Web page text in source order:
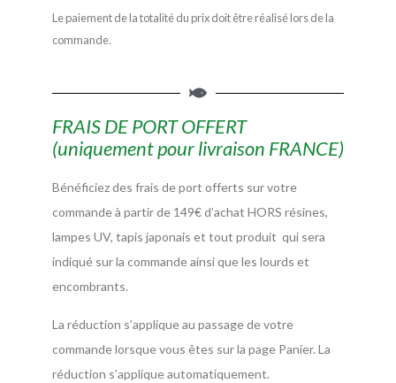
Le paiement de la totalité du prix doit être réalisé lors de la
commande.
FRAIS DE PORT OFFERT
(uniquement pour livraison FRANCE)
Bénéficiez des frais de port offerts sur votre
commande à partir de 149€ d’achat HORS résines,
lampes UV, tapis japonais et tout produit qui sera
indiqué sur la commande ainsi que les lourds et
encombrants.
La réduction s’applique au passage de votre
commande lorsque vous êtes sur la page Panier. La
réduction s’applique automatiquement.